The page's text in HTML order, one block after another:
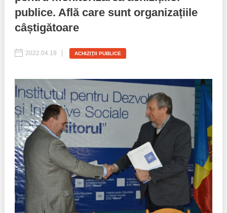
Reports
Procedures manual
Notes & positions
Institutional Charter IDIS
Announcements
IDIS International Advisory Board
Best parctices
People Watch
National Business Agenda
Democratic process
15 minutes of economic realism
Hybrid power
EU-STRAT bulletin
publice. Află care sunt organizațiile
câștigătoare
2022.04.19 ACHIZIŢII PUBLICE